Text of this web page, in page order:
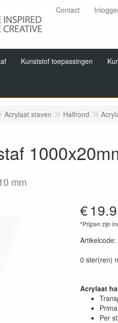
Contact
Kunststof toepassingen
Acrylaat staven Halfrond
mm
€
*Prijzen zijn
Artikelcode:
0 ster(ren)
Acrylaat
Per